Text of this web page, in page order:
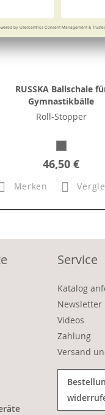
RUSSKA Ballschale
Gymnastikbälle
Roll-Stopper
46,50 €
Merken
Service
Katalog
Newsletter
Videos
Zahlung
Versand